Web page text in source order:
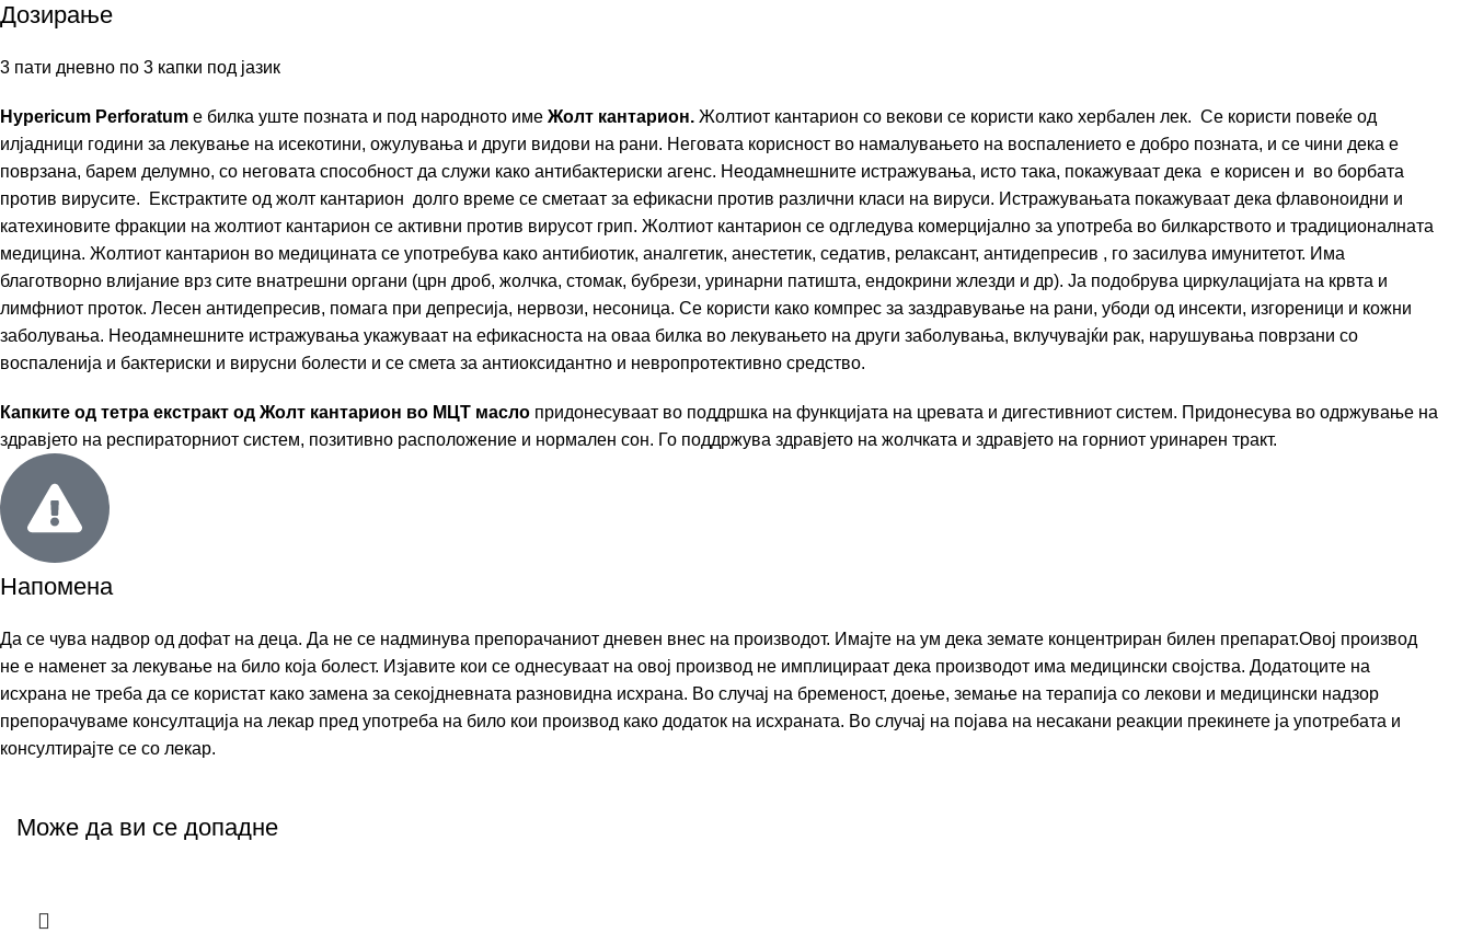
Дозирање
3 пати дневно по 3 капки под јазик
Hypericum Perforatumе билка уште позната и под народното имеЖолт кантарион. Жолтиот кантарион со векови се користи како хербален лек. Се користи повеќе од
илјадници години за лекување на исекотини, ожулувања и други видови на рани. Неговата корисност во намалувањето на воспалението е добро позната, и се чини дека е
поврзана, барем делумно, со неговата способност да служи како антибактериски агенс. Неодамнешните истражувања, исто така, покажуваат дека е корисен и во борбата
против вирусите. Екстрактите од жолт кантарион долго време се сметаат за ефикасни против различни класи на вируси. Истражувањата покажуваат дека флавоноидни и
катехиновите фракции на жолтиот кантарион се активни против вирусот грип. Жолтиот кантарион се одгледува комерцијално за употреба во билкарството и традиционалната
медицина. Жолтиот кантарион во медицината се употребува како антибиотик, аналгетик, анестетик, седатив, релаксант, антидепресив , го засилува имунитетот. Има
благотворно влијание врз сите внатрешни органи (црн дроб, жолчка, стомак, бубрези, уринарни патишта, ендокрини жлезди и др). Ја подобрува циркулацијата на крвта и
лимфниот проток. Лесен антидепресив, помага при депресија, нервози, несоница. Се користи како компрес за заздравување на рани, убоди од инсекти, изгореници и кожни
заболувања. Неодамнешните истражувања укажуваат на ефикасноста на оваа билка во лекувањето на други заболувања, вклучувајќи рак, нарушувања поврзани со
воспаленија и бактериски и вирусни болести и се смета за антиоксидантно и невропротективно средство.
Капките од тетра екстракт од Жолт кантарион во МЦТ масло придонесуваат во поддршка на функцијата на цревата и дигестивниот систем. Придонесува во одржување на
здравјето на респираторниот систем, позитивно расположение и нормален сон. Го поддржува здравјето на жолчката и здравјето на горниот уринарен тракт.
Напомена
Да се чува надвор од дофат на деца. Да не се надминува препорачаниот дневен внес на производот. Имајте на ум дека земате концентриран билен препарат.Овој производ
не е наменет за лекување на било која болест. Изјавите кои се однесуваат на овој производ не имплицираат дека производот има медицински својства. Додатоците на
исхрана не треба да се користат како замена за секојдневната разновидна исхрана. Во случај на бременост, доење, земање на терапија со лекови и медицински надзор
препорачуваме консултација на лекар пред употреба на било кои производ како додаток на исхраната. Во случај на појава на несакани реакции прекинете ја употребата и
консултирајте се со лекар.
Може да ви се допадне